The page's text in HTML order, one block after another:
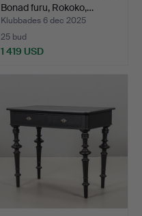
Bonad furu, Rokoko,…
Klubbades 6 dec 2025
25 bud
1 419 USD